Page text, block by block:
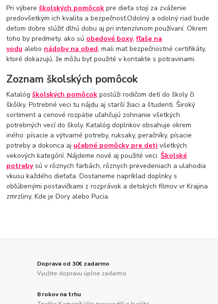
Pri výbereškolských pomôcok pre dieťa stojí za zváženie
predovšetkým ich kvalita a bezpečnosť.Odolný a odolný riad bude
deťom dobre slúžiť dlhú dobu aj pri intenzívnom používaní. Okrem
toho by predmety, ako sú obedové boxy,fľaše na
vodu alebo nádoby na obed, mali mať bezpečnostné certifikáty,
ktoré dokazujú, že môžu byť použité v kontakte s potravinami.
Zoznam školských pomôcok
Katalógškolských pomôcok poslúži rodičom detí do školy či
škôlky. Potrebné veci tu nájdu aj starší žiaci a študenti. Široký
sortiment a cenové rozpätie uľahčujú zohnanie všetkých
potrebných vecí do školy. Katalóg doplnkov obsahuje okrem
iného: písacie a výtvarné potreby, ruksaky, peračníky, písacie
potreby a dokonca aj učebné pomôcky pre deti všetkých
vekových kategórií. Nájdeme nové aj použité veci.Školské
potrebysú v rôznych farbách, rôznych prevedeniach a ulahodia
vkusu každého dieťaťa. Dostaneme napríklad doplnky s
obľúbenými postavičkami z rozprávok a detských filmov vr Krajina
zmrzliny, Kde je Dory alebo Pucia.
Doprava od 30€ zadarmo
Využite dopravu úplne zadarmo
8 rokov na trhu